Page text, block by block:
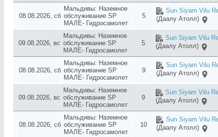
08.08.2026, сб
Мальдивы: Наземное
обслуживание SP
МАЛЕ- Гидросамолет
5
Sun Siyam Vilu
(Даалу Атолл)
09.08.2026, вс
Мальдивы: Наземное
обслуживание SP
МАЛЕ- Гидросамолет
5
Sun Siyam Vilu
(Даалу Атолл)
08.08.2026, сб
Мальдивы: Наземное
обслуживание SP
МАЛЕ- Гидросамолет
9
Sun Siyam Vilu
(Даалу Атолл)
09.08.2026, вс
Мальдивы: Наземное
обслуживание SP
МАЛЕ- Гидросамолет
9
Sun Siyam Vilu
(Даалу Атолл)
08.08.2026, сб
Мальдивы: Наземное
обслуживание SP
МАЛЕ- Гидросамолет
10
Sun Siyam Vilu
(Даалу Атолл)